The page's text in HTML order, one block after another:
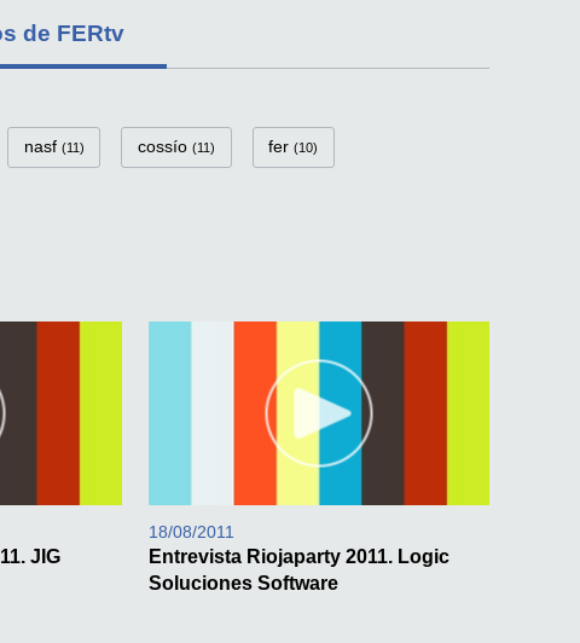
de FERtv
nasf (11) cossío (11) fer (10)
JIG
18/08/2011
Entrevista Riojaparty 2011. Logic
Soluciones Software